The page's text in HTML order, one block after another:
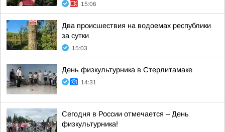
15:06
Два происшествия на водоемах республики
за сутки
15:03
День физкультурника в Стерлитамаке
14:31
Сегодня в России отмечается – День
физкультурника!